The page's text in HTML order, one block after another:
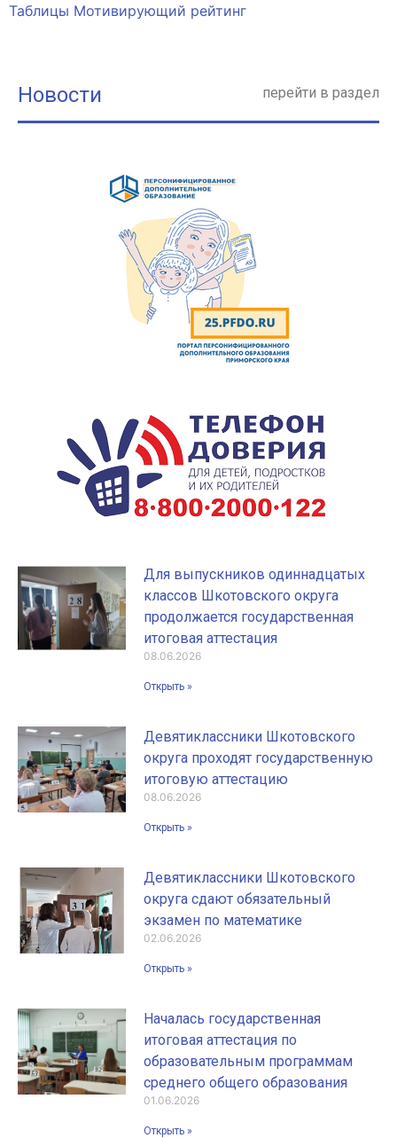
Таблицы Мотивирующий рейтинг
Новости перейти в раздел
Для выпускников одиннадцатых
классов Шкотовского округа
продолжается государственная
итоговая аттестация
08.06.2026
Открыть »
Девятиклассники Шкотовского
округа проходят государственную
итоговую аттестацию
08.06.2026
Открыть »
Девятиклассники Шкотовского
округа сдают обязательный
экзамен по математике
02.06.2026
Открыть »
Началась государственная
итоговая аттестация по
образовательным программам
среднего общего образования
01.06.2026
Открыть »